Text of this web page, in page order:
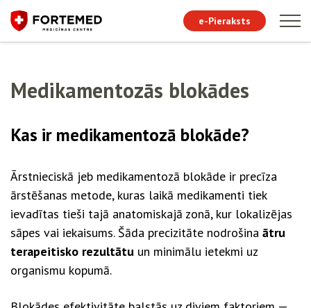
e-Pieraksts
Medikamentozās blokādes
Kas ir medikamentozā blokāde?
Ārstnieciskā jeb medikamentozā blokāde ir precīza
ārstēšanas metode, kuras laikā medikamenti tiek
ievadītas tieši tajā anatomiskajā zonā, kur lokalizējas
sāpes vai iekaisums. Šāda precizitāte nodrošina ātru
terapeitisko rezultātu un minimālu ietekmi uz
organismu kopumā.